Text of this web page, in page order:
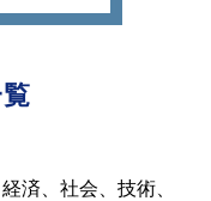
済、社会、技術、